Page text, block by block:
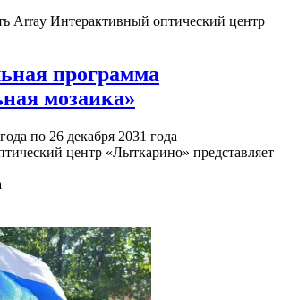
Array Интерактивный оптический центр
программа
мозаика»
по 26 декабря 2031 года
центр «Лыткарино» представляет